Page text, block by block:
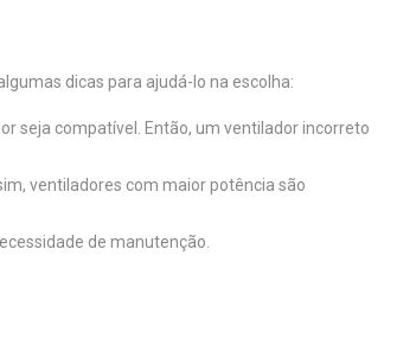
dicas para ajudá-lo na escolha:
seja compatível. Então, um ventilador incorreto
ventiladores com maior potência são
de manutenção.